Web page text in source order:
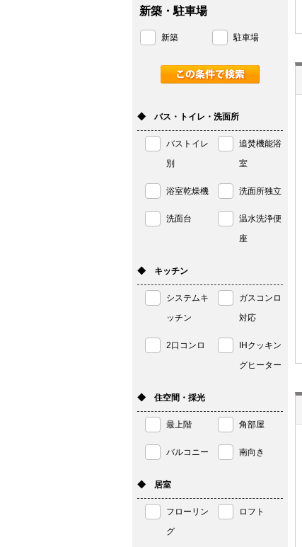
新築・駐車場
新築 駐車場
◆ バス・トイレ・洗面所
バストイレ
別
追焚機能浴
室
浴室乾燥機 洗面所独立
洗面台
温水洗浄便
座
◆ キッチン
システムキ
ッチン
ガスコンロ
対応
2口コンロ
IHクッキン
グヒーター
◆ 住空間・採光
最上階 角部屋
バルコニー 南向き
◆ 居室
フローリン
グ
ロフト